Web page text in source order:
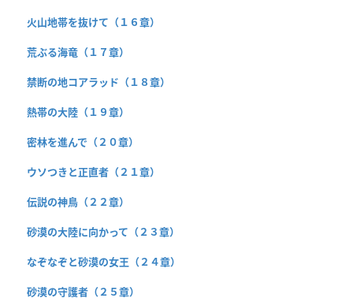
火山地帯を抜けて（１６章）
荒ぶる海竜（１７章）
禁断の地コアラッド（１８章）
熱帯の大陸（１９章）
密林を進んで（２０章）
ウソつきと正直者（２１章）
伝説の神鳥（２２章）
砂漠の大陸に向かって（２３章）
なぞなぞと砂漠の女王（２４章）
砂漠の守護者（２５章）